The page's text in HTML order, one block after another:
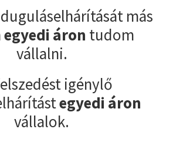
más
egyedi áron tudom
vállalni.
igénylő
egyedi áron
vállalok.